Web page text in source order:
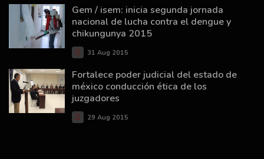
Gem / isem: inicia segunda jornada
nacional de lucha contra el dengue y
chikungunya 2015
31 Aug 2015
Fortalece poder judicial del estado de
méxico conducción ética de los
juzgadores
29 Aug 2015